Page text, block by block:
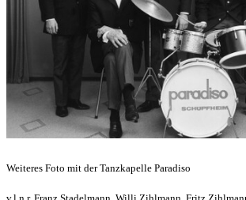
Weiteres Foto mit der Tanzkapelle Paradiso